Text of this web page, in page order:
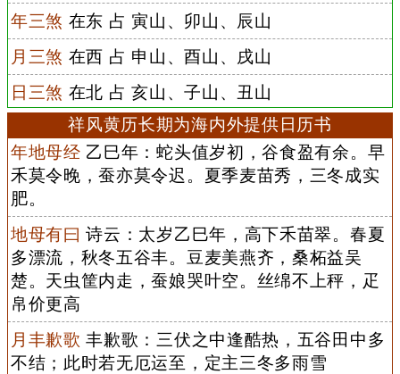
年三煞 在东 占 寅山、卯山、辰山
月三煞 在西 占 申山、酉山、戌山
日三煞 在北 占 亥山、子山、丑山
祥风黄历长期为海内外提供日历书
年地母经 乙巳年：蛇头值岁初，谷食盈有余。早
禾莫令晚，蚕亦莫令迟。夏季麦苗秀，三冬成实
肥。
地母有曰 诗云：太岁乙巳年，高下禾苗翠。春夏
多漂流，秋冬五谷丰。豆麦美燕齐，桑柘益吴
楚。天虫筐内走，蚕娘哭叶空。丝绵不上秤，疋
帛价更高
月丰歉歌 丰歉歌：三伏之中逢酷热，五谷田中多
不结；此时若无厄运至，定主三冬多雨雪